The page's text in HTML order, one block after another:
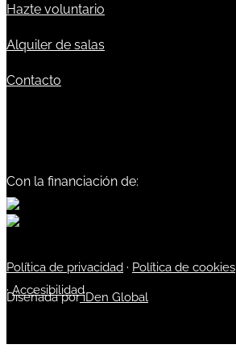
Hazte voluntario
Alquiler de salas
Contacto
Con la financiación de:
Política de privacidad · Política de cookies
·Accesibilidad
Diseñada poriDen Global